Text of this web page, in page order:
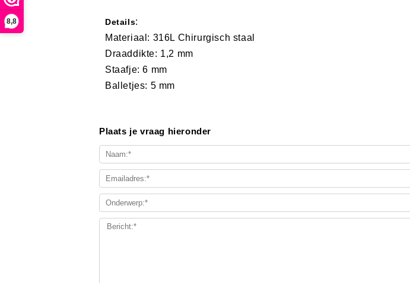
8,8 Details:
Materiaal: 316L Chirurgisch staal
Draaddikte: 1,2 mm
Staafje: 6 mm
Balletjes: 5 mm
Plaats je vraag hieronder